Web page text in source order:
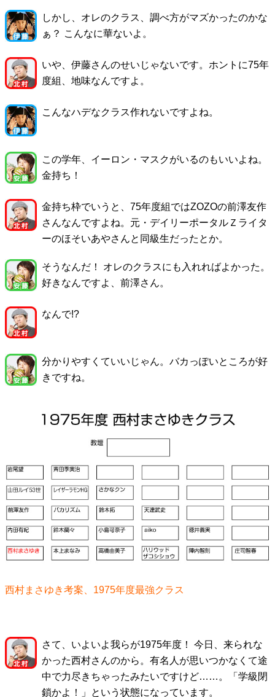
しかし、オレのクラス、調べ方がマズかったのかな
ぁ？ こんなに華ないよ。
いや、伊藤さんのせいじゃないです。ホントに75年
度組、地味なんですよ。
こんなハデなクラス作れないですよね。
この学年、イーロン・マスクがいるのもいいよね。
金持ち！
金持ち枠でいうと、75年度組ではZOZOの前澤友作
さんなんですよね。元・デイリーポータルＺライタ
ーのほそいあやさんと同級生だったとか。
そうなんだ！ オレのクラスにも入れればよかった。
好きなんですよ、前澤さん。
なんで!?
分かりやすくていいじゃん。バカっぽいところが好
きですね。
西村まさゆき考案、1975年度最強クラス
さて、いよいよ我らが1975年度！ 今日、来られな
かった西村さんのから。有名人が思いつかなくて途
中で力尽きちゃったみたいですけど……。「学級閉
鎖かよ！」という状態になっています。